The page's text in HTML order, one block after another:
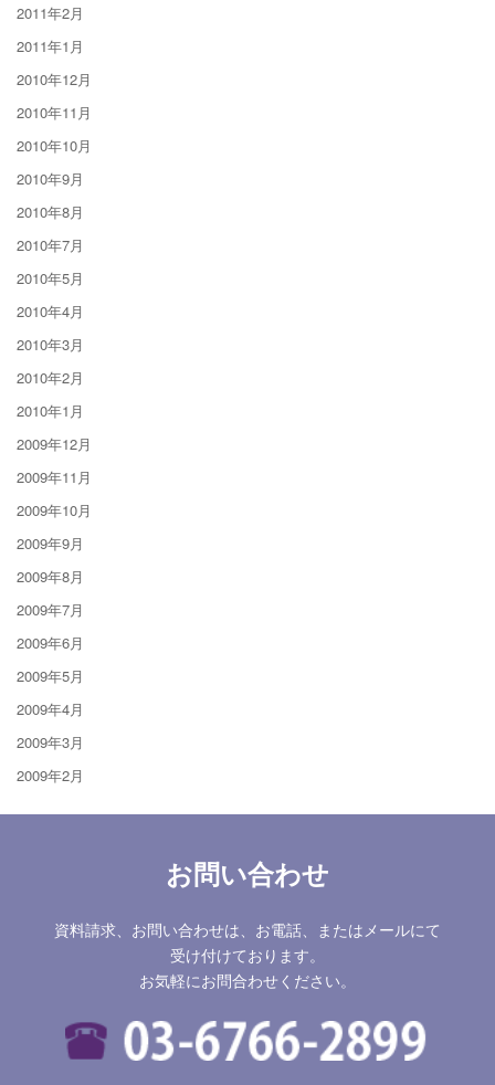
2011年2月
2011年1月
2010年12月
2010年11月
2010年10月
2010年9月
2010年8月
2010年7月
2010年5月
2010年4月
2010年3月
2010年2月
2010年1月
2009年12月
2009年11月
2009年10月
2009年9月
2009年8月
2009年7月
2009年6月
2009年5月
2009年4月
2009年3月
2009年2月
お問い合わせ
資料請求、お問い合わせは、お電話、またはメールにて
受け付けております。
お気軽にお問合わせください。